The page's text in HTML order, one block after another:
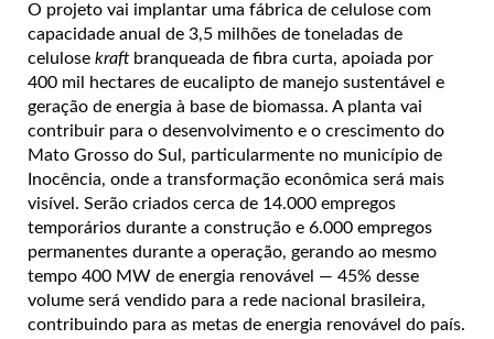
O projeto vai implantar uma fábrica de celulose com
capacidade anual de 3,5 milhões de toneladas de
celulose kraft branqueada de fibra curta, apoiada por
400 mil hectares de eucalipto de manejo sustentável e
geração de energia à base de biomassa. A planta vai
contribuir para o desenvolvimento e o crescimento do
Mato Grosso do Sul, particularmente no município de
Inocência, onde a transformação econômica será mais
visível. Serão criados cerca de 14.000 empregos
temporários durante a construção e 6.000 empregos
permanentes durante a operação, gerando ao mesmo
tempo 400 MW de energia renovável — 45% desse
volume será vendido para a rede nacional brasileira,
contribuindo para as metas de energia renovável do país.